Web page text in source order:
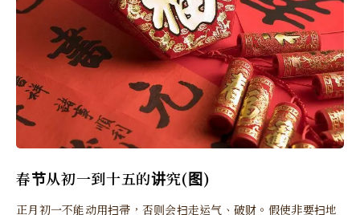
春节从初一到十五的讲究(图)
正月初一不能动用扫帚，否则会扫走运气、破财。假使非要扫地